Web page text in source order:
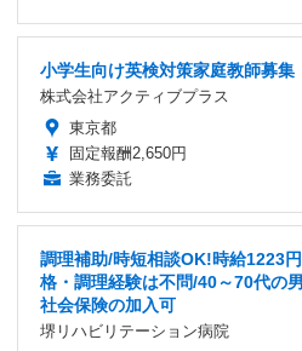
小学生向け英検対策家庭教師募集
株式会社アクティブプラス
東京都
固定報酬2,650円
業務委託
調理補助/時短相談OK!時給1223
格・調理経験は不問/40～70代の
社会保険の加入可
堺リハビリテーション病院